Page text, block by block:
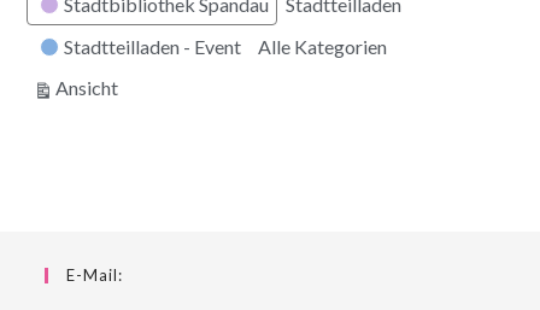
Stadtbibliothek Spandau
Stadtteilladen
Stadtteilladen - Event
Alle Kategorien
Ansichtausdrucken
E-Mail: